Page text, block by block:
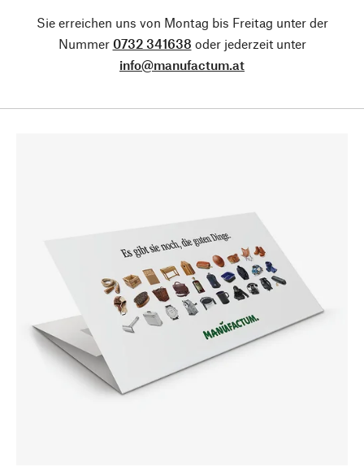
Sie erreichen uns von Montag bis Freitag unter der
Nummer 0732 341638 oder jederzeit unter
info@manufactum.at